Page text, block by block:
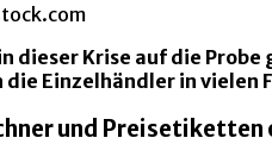
dieser Krise auf die
Einzelhändler in vielen
und